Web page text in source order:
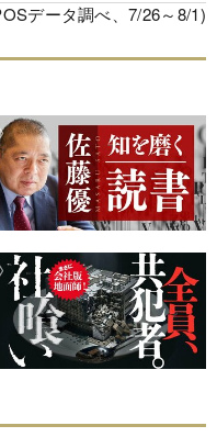
データ調べ、7/26～8/1)